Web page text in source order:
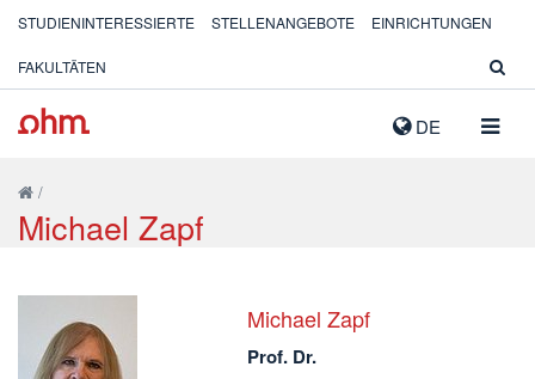
DE
STUDIENINTERESSIERTE STELLENANGEBOTE EINRICHTUNGEN
FAKULTÄTEN
/
Michael Zapf
Michael Zapf
Prof. Dr.